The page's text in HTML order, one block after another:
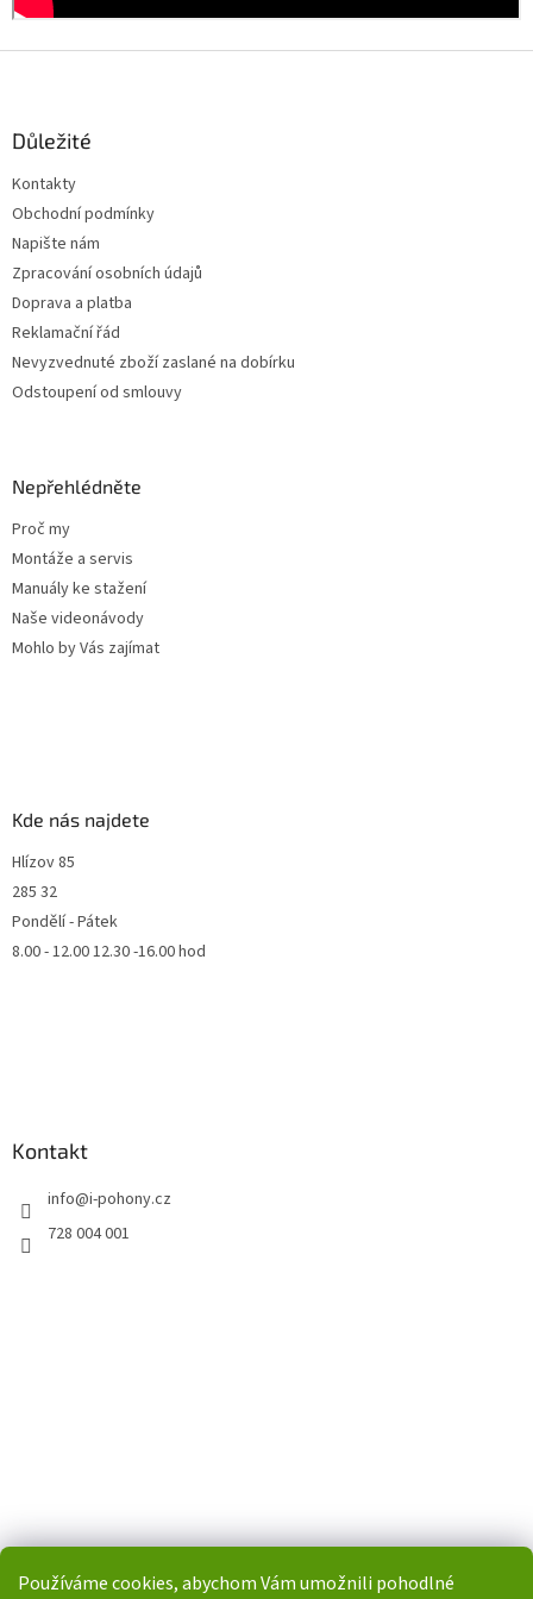
Používáme cookies, abychom Vám umožnili pohodlné
Důležité
Kontakty
Obchodní podmínky
Napište nám
Zpracování osobních údajů
Doprava a platba
Reklamační řád
Nevyzvednuté zboží zaslané na dobírku
Odstoupení od smlouvy
Nepřehlédněte
Proč my
Montáže a servis
Manuály ke stažení
Naše videonávody
Mohlo by Vás zajímat
Kde nás najdete
Hlízov 85
285 32
Pondělí - Pátek
8.00 - 12.00 12.30 -16.00 hod
Kontakt
info@i-pohony.cz
728 004 001